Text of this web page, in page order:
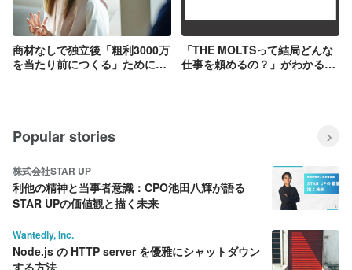
商材なしで独立後「粗利3000万
を当たり前につくる」ために必
「THE MOLTSって結局どんな
仕事を頼めるの？」がわかる7
Popular stories
株式会社STAR UP
利他の精神と当事者意識：CPO池田八輝が語る
STAR UPの価値観と描く未来
Wantedly, Inc.
Node.js の HTTP server を優雅にシャットダウン
する方法